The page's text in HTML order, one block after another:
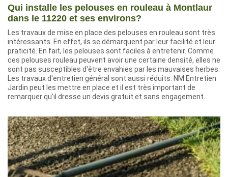
Qui installe les pelouses en rouleau à Montlaur
dans le 11220 et ses environs?
Les travaux de mise en place des pelouses en rouleau sont très
intéressants. En effet, ils se démarquent par leur facilité et leur
praticité. En fait, les pelouses sont faciles à entretenir. Comme
ces pelouses rouleau peuvent avoir une certaine densité, elles ne
sont pas susceptibles d'être envahies par les mauvaises herbes.
Les travaux d'entretien général sont aussi réduits. NM Entretien
Jardin peut les mettre en place et il est très important de
remarquer qu'il dresse un devis gratuit et sans engagement.